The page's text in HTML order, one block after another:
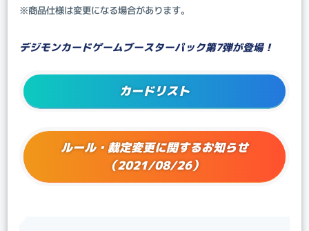
※商品仕様は変更になる場合があります。
デジモンカードゲームブースターパック第7弾が登場！
カードリスト
ルール・裁定変更に関するお知らせ
（2021/08/26）